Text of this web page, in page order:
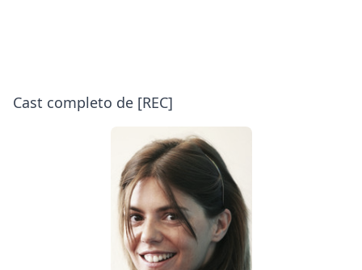
Cast completo de [REC]